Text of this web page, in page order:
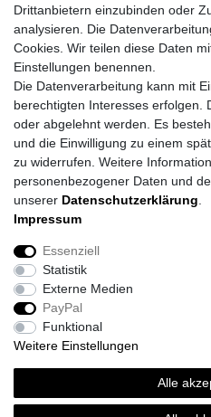
Impressum
Barrierefreiheitserklärung
Versandkosten
© Topi´s
Drittanbietern einzubinden oder
analysieren. Die
Cookies. Wir teilen diese Daten
Einstellungen benennen.
Die Datenverarbeitung kann mit
berechtigten Interesses erfolgen.
oder abgelehnt werden. Es
und die Einwilligung zu einem
zu widerrufen. Weitere
personenbezogener Daten und
unserer Daten­schutz­erklärung
Impressum
Essenziell
Statistik
Externe Medien
PayPal
Funktional
Weitere Einstellungen
Alle